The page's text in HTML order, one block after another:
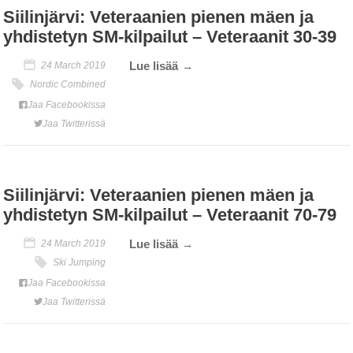
Siilinjärvi: Veteraanien pienen mäen ja
yhdistetyn SM-kilpailut – Veteraanit 30-39
24 March 2019
Nordic Combined
Jaa Facebookissa
Jaa Twitterissä
Lue lisää
Siilinjärvi: Veteraanien pienen mäen ja
yhdistetyn SM-kilpailut – Veteraanit 70-79
24 March 2019
Ski Jumping
Jaa Facebookissa
Jaa Twitterissä
Lue lisää